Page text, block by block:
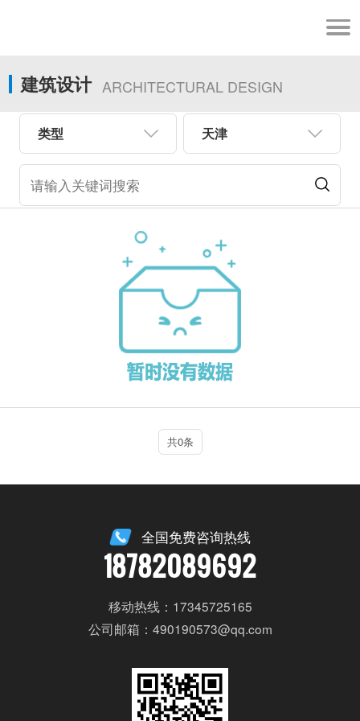
建筑设计 ARCHITECTURAL DESIGN
类型 天津
共0条
全国免费咨询热线
18782089692
移动热线：17345725165
公司邮箱：490190573@qq.com